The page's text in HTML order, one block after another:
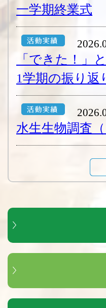
一学期終業式
「できた！」
1学期の振り返
水生生物調査（